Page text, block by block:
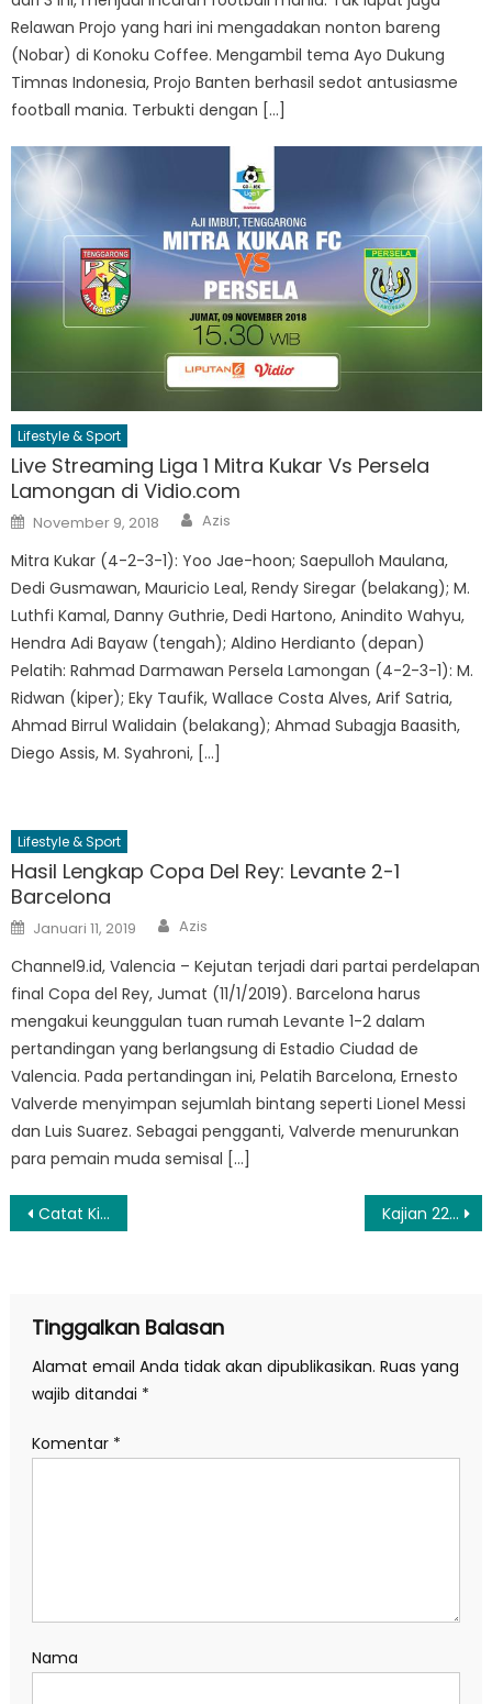
Relawan Projo yang hari ini mengadakan nonton bareng
(Nobar) di Konoku Coffee. Mengambil tema Ayo Dukung
Timnas Indonesia, Projo Banten berhasil sedot antusiasme
football mania. Terbukti dengan […]
Lifestyle & Sport
Live Streaming Liga 1 Mitra Kukar Vs Persela
Lamongan di Vidio.com
Posted
on
November 9, 2018 Author
Azis
Mitra Kukar (4-2-3-1): Yoo Jae-hoon; Saepulloh Maulana,
Dedi Gusmawan, Mauricio Leal, Rendy Siregar (belakang); M.
Luthfi Kamal, Danny Guthrie, Dedi Hartono, Anindito Wahyu,
Hendra Adi Bayaw (tengah); Aldino Herdianto (depan)
Pelatih: Rahmad Darmawan Persela Lamongan (4-2-3-1): M.
Ridwan (kiper); Eky Taufik, Wallace Costa Alves, Arif Satria,
Ahmad Birrul Walidain (belakang); Ahmad Subagja Baasith,
Diego Assis, M. Syahroni, […]
Lifestyle & Sport
Hasil Lengkap Copa Del Rey: Levante 2-1
Barcelona
Posted
on
Januari 11, 2019 Author
Azis
Channel9.id, Valencia – Kejutan terjadi dari partai perdelapan
final Copa del Rey, Jumat (11/1/2019). Barcelona harus
mengakui keunggulan tuan rumah Levante 1-2 dalam
pertandingan yang berlangsung di Estadio Ciudad de
Valencia. Pada pertandingan ini, Pelatih Barcelona, Ernesto
Valverde menyimpan sejumlah bintang seperti Lionel Messi
dan Luis Suarez. Sebagai pengganti, Valverde menurunkan
para pemain muda semisal […]
Navigasi
Catat Kinerja Kinclong, Anggota DPR RI Apresiasi Semen Indonesia Group (SIG) Kajian 22 Ramadhan 1444 H, Catatan Sang Da’i
Tinggalkan Balasan
Alamat email Anda tidak akan dipublikasikan. Ruas yang
wajib ditandai *
Komentar *
Nama